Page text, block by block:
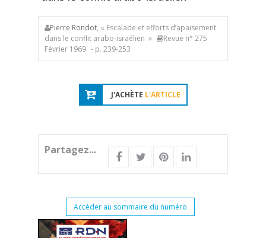
Pierre Rondot, « Escalade et efforts d’apaisement
dans le conflit arabo-israélien »
Revue n° 275
Février 1969 - p. 239-253
J'ACHÈTE L'ARTICLE
Partagez...
Accéder au sommaire du numéro